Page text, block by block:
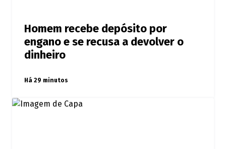
Homem recebe depósito por
engano e se recusa a devolver o
dinheiro
Há 29 minutos